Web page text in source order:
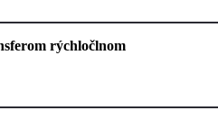
rýchločlnom